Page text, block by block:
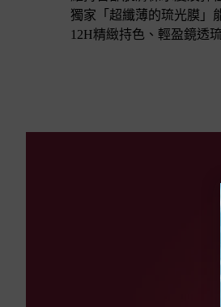
獨家「超纖薄的琉光膜」
12H精緻持色、輕盈鏡透琉